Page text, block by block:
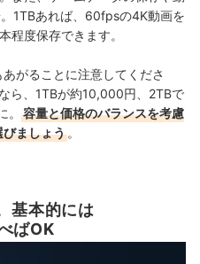
1TBあれば、60fpsの4K動画を
程度保存できます。
がることに注意してくださ
ら、1TBが約10,000円、2TBで
容量と価格のバランスを考慮
ましょう 。
基本的には
ばOK